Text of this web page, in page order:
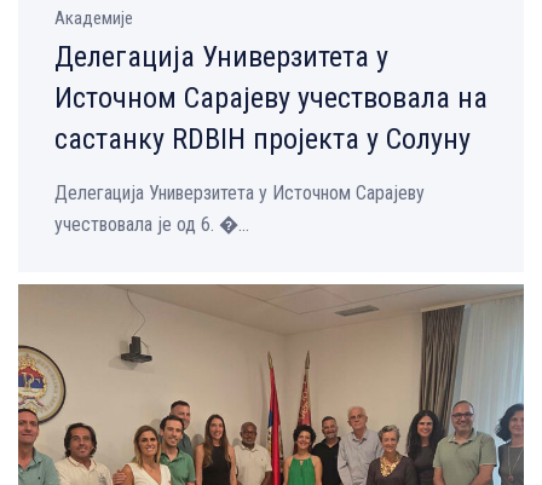
Академије
Делегација Универзитета у
Источном Сарајеву учествовала на
састанку RDBIH пројекта у Солуну
Делегација Универзитета у Источном Сарајеву
учествовала је од 6. �...